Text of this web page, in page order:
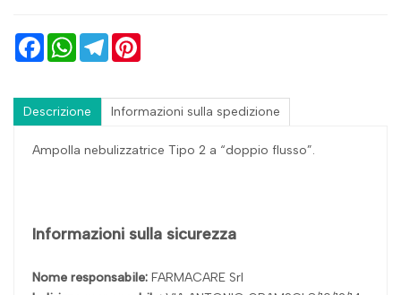
FacebookWhatsAppTelegram
Descrizione Informazioni sulla spedizione
Ampolla nebulizzatrice Tipo 2 a “doppio flusso”.
Informazioni sulla sicurezza
Nome responsabile: FARMACARE Srl